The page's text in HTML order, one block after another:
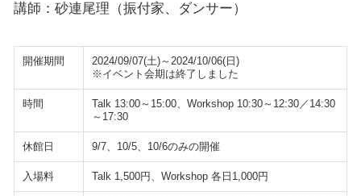
講師：砂連尾理（振付家、ダンサー）
開催期間
2024/09/07(土)～2024/10/06(日)
※イベント会期は終了しました
時間
Talk 13:00～15:00、Workshop 10:30～12:30／14:30
～17:30
休館日 9/7、10/5、10/6のみの開催
入場料 Talk 1,500円、Workshop 各日1,000円